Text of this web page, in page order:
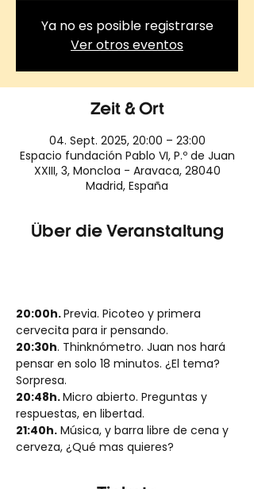
Ya no es posible registrarse
Ver otros eventos
Zeit & Ort
04. Sept. 2025, 20:00 – 23:00
Espacio fundación Pablo VI, P.º de Juan
XXIII, 3, Moncloa - Aravaca, 28040
Madrid, España
Über die Veranstaltung
20:00h. Previa. Picoteo y primera
cervecita para ir pensando.
20:30h. Thinknómetro. Juan nos hará
pensar en solo 18 minutos. ¿El tema?
Sorpresa.
20:48h. Micro abierto. Preguntas y
respuestas, en libertad.
21:40h. Música, y barra libre de cena y
cerveza, ¿Qué mas quieres?